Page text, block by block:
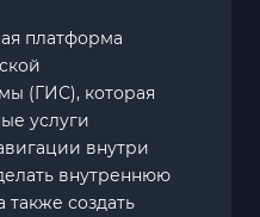
платформа
(ГИС), которая
услуги
внутри
внутреннюю
также создать